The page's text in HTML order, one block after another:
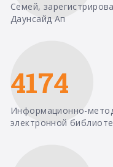
Семей,
Даунсайд Ап
4174
Информационно-
электронной